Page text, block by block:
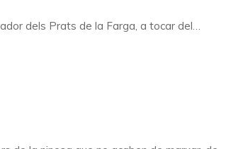
dels Prats de la Farga, a tocar del…